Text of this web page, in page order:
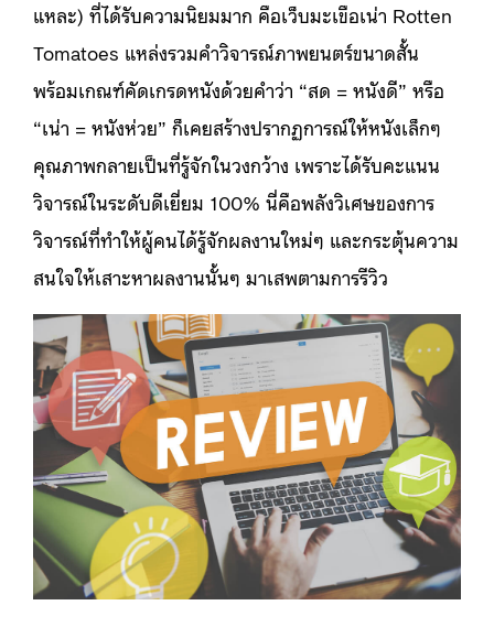
แหละ) ที่ได้รับความนิยมมาก คือเว็บมะเขือเน่า Rotten
Tomatoes แหล่งรวมคำวิจารณ์ภาพยนตร์ขนาดสั้น
พร้อมเกณฑ์คัดเกรดหนังด้วยคำว่า “สด = หนังดี” หรือ
“เน่า = หนังห่วย” ก็เคยสร้างปรากฏการณ์ให้หนังเล็กๆ
คุณภาพกลายเป็นที่รู้จักในวงกว้าง เพราะได้รับคะแนน
วิจารณ์ในระดับดีเยี่ยม 100% นี่คือพลังวิเศษของการ
วิจารณ์ที่ทำให้ผู้คนได้รู้จักผลงานใหม่ๆ และกระตุ้นความ
สนใจให้เสาะหาผลงานนั้นๆ มาเสพตามการรีวิว